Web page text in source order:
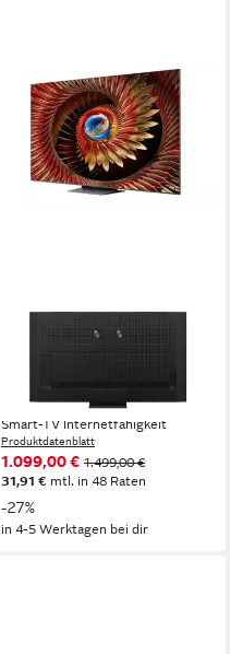
Diagonale
4K Ultra HD Auflösung
Smart-TV Internetfähigkeit
Produktdatenblatt
1.099,00 € 1.499,00 €
31,91 € mtl. in 48 Raten
-27%
in 4-5 Werktagen bei dir